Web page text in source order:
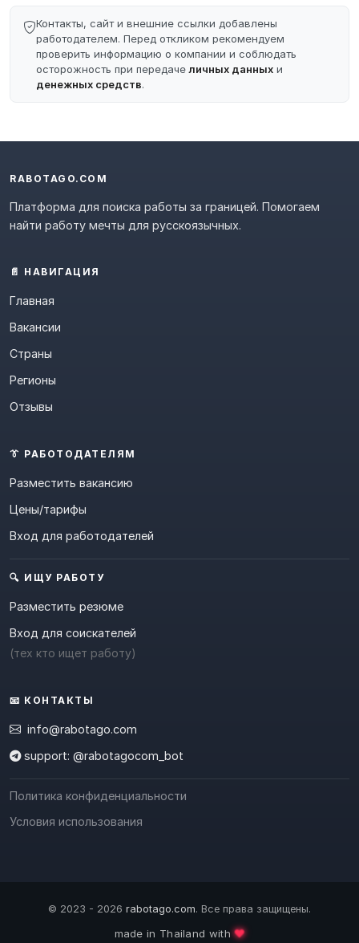
Контакты, сайт и внешние ссылки добавлены
работодателем. Перед откликом рекомендуем
проверить информацию о компании и соблюдать
осторожность при передачеличных данных и
денежных средств.
RABOTAGO.COM
Платформа для поиска работы за границей. Помогаем
найти работу мечты для русскоязычных.
📄 НАВИГАЦИЯ
Главная
Вакансии
Страны
Регионы
Отзывы
👔 РАБОТОДАТЕЛЯМ
Разместить вакансию
Цены/тарифы
Вход для работодателей
🔍 ИЩУ РАБОТУ
Разместить резюме
Вход для соискателей
(тех кто ищет работу)
📧 КОНТАКТЫ
info@rabotago.com
support: @rabotagocom_bot
Политика конфиденциальности
Условия использования
© 2023 - 2026 rabotago.com. Все права защищены.
made in Thailand with❤️